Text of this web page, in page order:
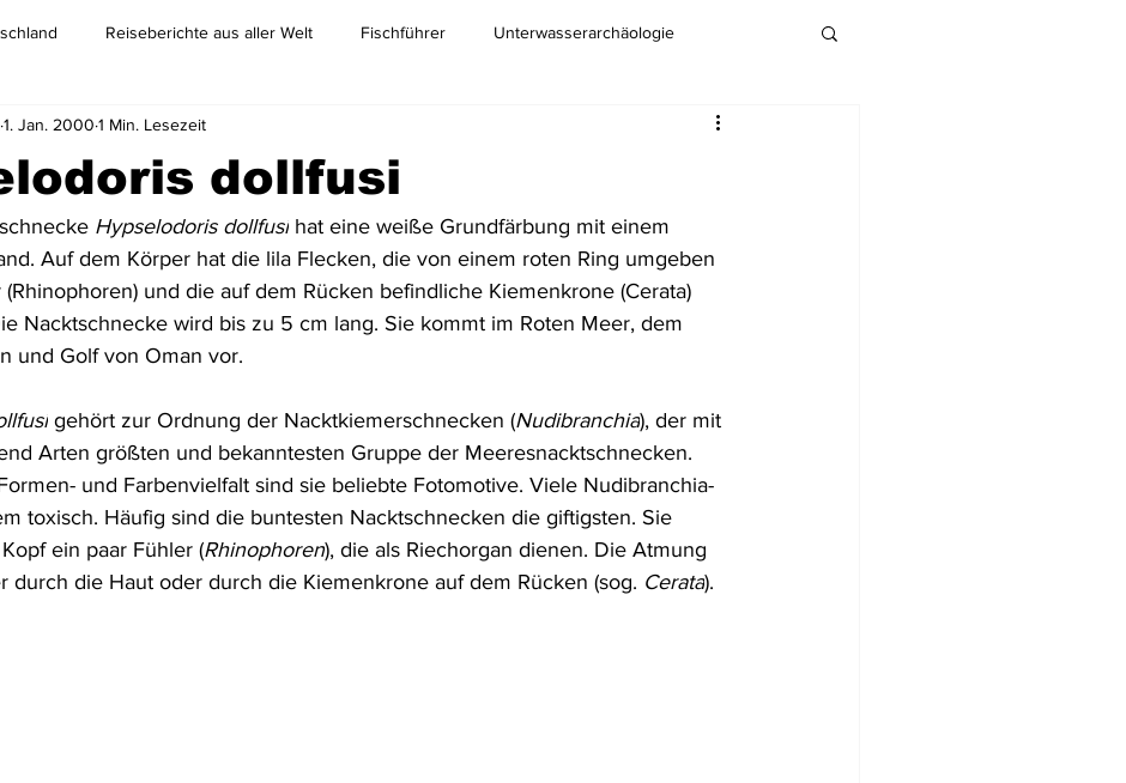
Reiseberichte aus aller Welt Fischführer Unterwasserarchäologie
Arktis & Antarktis
Asien Australien & Neuseeland Wracktauchen Schiffwracks Flugzeugwracks
Schatztauchen Mexiko Kolumbien Puerto Rico US Virgin Islands
Schottland Jordanien Griechenland Vereinigte Arabische Emirate
dollfusi
1. Jan. 2000 1 Min. Lesezeit
Hypselodoris dollfusi hat eine weiße Grundfärbung mit einem
Auf dem Körper hat die lila Flecken, die von einem roten Ring umgeben
und die auf dem Rücken befindliche Kiemenkrone (Cerata)
Nacktschnecke wird bis zu 5 cm lang. Sie kommt im Roten Meer, dem
und Golf von Oman vor.
gehört zur Ordnung der Nacktkiemerschnecken (Nudibranchia), der mit
Arten größten und bekanntesten Gruppe der Meeresnacktschnecken.
und Farbenvielfalt sind sie beliebte Fotomotive. Viele Nudibranchia-
toxisch. Häufig sind die buntesten Nacktschnecken die giftigsten. Sie
ein paar Fühler (Rhinophoren), die als Riechorgan dienen. Die Atmung
durch die Haut oder durch die Kiemenkrone auf dem Rücken (sog. Cerata).